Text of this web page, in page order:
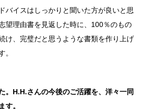
バイスはしっかりと聞いた方が良いと思
望理由書を見返した時に、100％のもの
け、完璧だと思うような書類を作り上げ
。
。H.H.さんの今後のご活躍を、洋々一同
す。